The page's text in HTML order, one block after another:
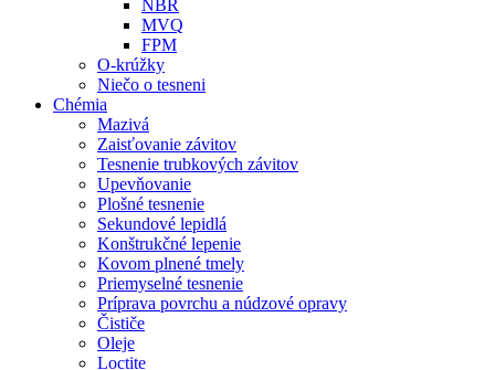
NBR
MVQ
FPM
O-krúžky
Niečo o tesneni
Chémia
Mazivá
Zaisťovanie závitov
Tesnenie trubkových závitov
Upevňovanie
Plošné tesnenie
Sekundové lepidlá
Konštrukčné lepenie
Kovom plnené tmely
Priemyselné tesnenie
Príprava povrchu a núdzové opravy
Čističe
Oleje
Loctite